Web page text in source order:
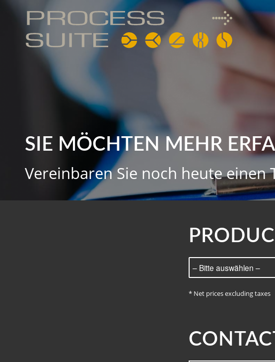
SIE MÖCHTEN MEHR
Vereinbaren Sie noch heute einen
* Net prices excluding taxes